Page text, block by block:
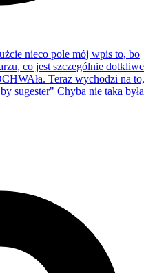
nieco pole mój wpis to, bo
co jest szczególnie dotkliwe
Teraz wychodzi na to,
sugester" Chyba nie taka była